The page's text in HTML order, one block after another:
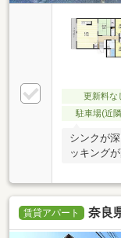
更新料な
駐車場(近
シンクが
ッキング
賃貸アパート 奈良